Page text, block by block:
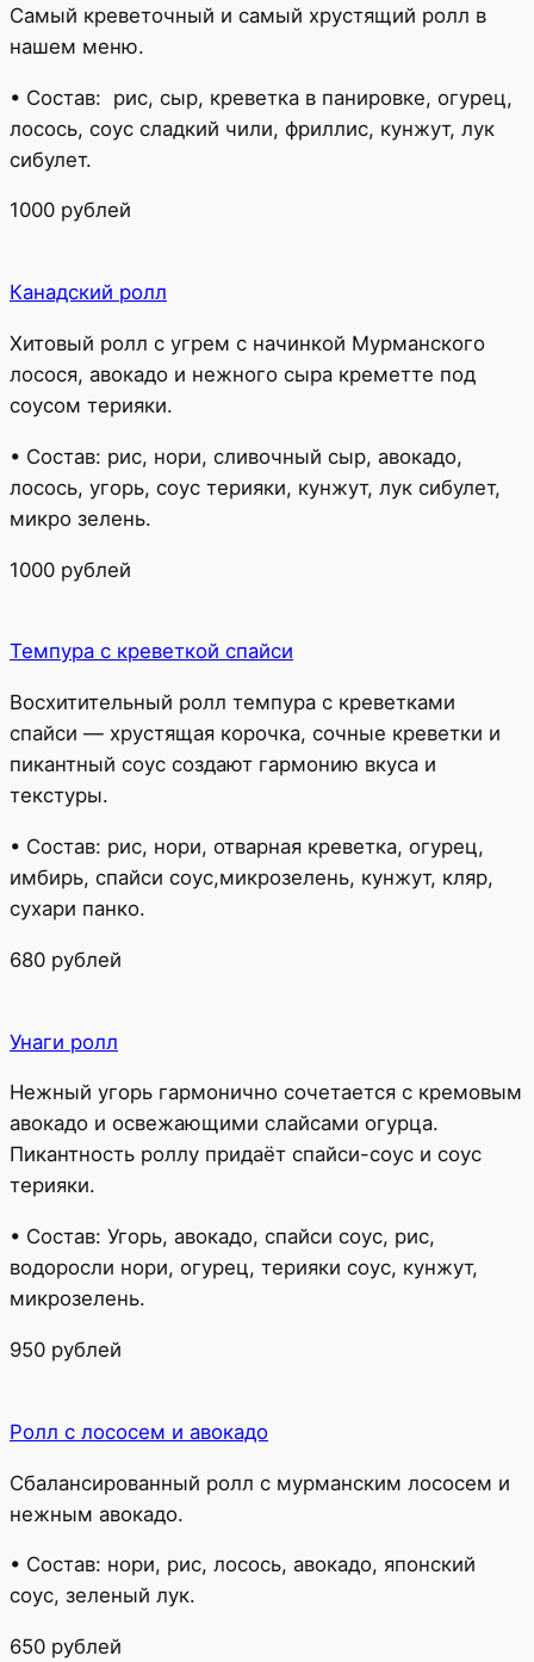
Самый креветочный и самый хрустящий ролл в
нашем меню.
• Состав: рис, сыр, креветка в панировке, огурец,
лосось, соус сладкий чили, фриллис, кунжут, лук
сибулет.
1000 рублей
Канадский ролл
Хитовый ролл с угрем с начинкой Мурманского
лосося, авокадо и нежного сыра креметте под
соусом терияки.
• Состав: рис, нори, сливочный сыр, авокадо,
лосось, угорь, соус терияки, кунжут, лук сибулет,
микро зелень.
1000 рублей
Темпура с креветкой спайси
Восхитительный ролл темпура с креветками
спайси — хрустящая корочка, сочные креветки и
пикантный соус создают гармонию вкуса и
текстуры.
• Состав: рис, нори, отварная креветка, огурец,
имбирь, спайси соус,микрозелень, кунжут, кляр,
сухари панко.
680 рублей
Унаги ролл
Нежный угорь гармонично сочетается с кремовым
авокадо и освежающими слайсами огурца.
Пикантность роллу придаёт спайси-соус и соус
терияки.
• Состав: Угорь, авокадо, спайси соус, рис,
водоросли нори, огурец, терияки соус, кунжут,
микрозелень.
950 рублей
Ролл с лососем и авокадо
Сбалансированный ролл с мурманским лососем и
нежным авокадо.
• Состав: нори, рис, лосось, авокадо, японский
соус, зеленый лук.
650 рублей